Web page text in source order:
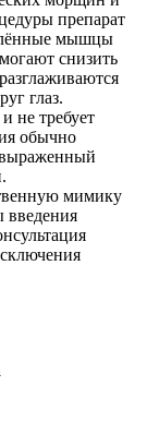
препарат
мышцы
снизить
глаз.
не требует
обычно
выраженный
мимику
введения